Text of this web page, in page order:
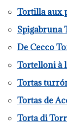
Tortilla aux
Spigabruna
De Cecco
Tortelloni à
Tortas
Tortas de
Torta di